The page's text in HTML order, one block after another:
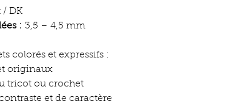
/ DK
: 3,5 – 4,5 mm
colorés et expressifs :
originaux
tricot ou crochet
et de caractère